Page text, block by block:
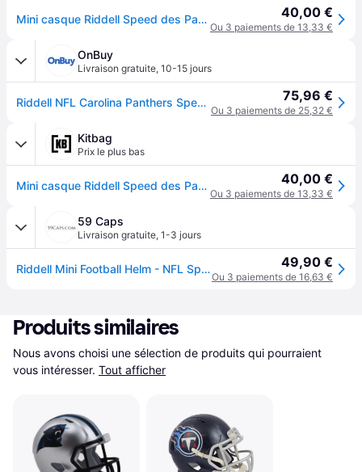
Mini casque Riddell Speed des Panthers de la Caroline 40,00 €
Ou 3 paiements de 13,33 €
OnBuy
Livraison gratuite, 10-15 jours
Riddell NFL Carolina Panthers Speed ??Mini Casque 75,96 €
Ou 3 paiements de 25,32 €
Kitbag
Prix le plus bas
Mini casque Riddell Speed des Panthers de la Caroline 40,00 €
Ou 3 paiements de 13,33 €
59 Caps
Livraison gratuite, 1-3 jours
Riddell Mini Football Helm - NFL Speed Carolina Panthers 49,90 €
Ou 3 paiements de 16,63 €
Produits similaires
Nous avons choisi une sélection de produits qui pourraient
vous intéresser. Tout afficher